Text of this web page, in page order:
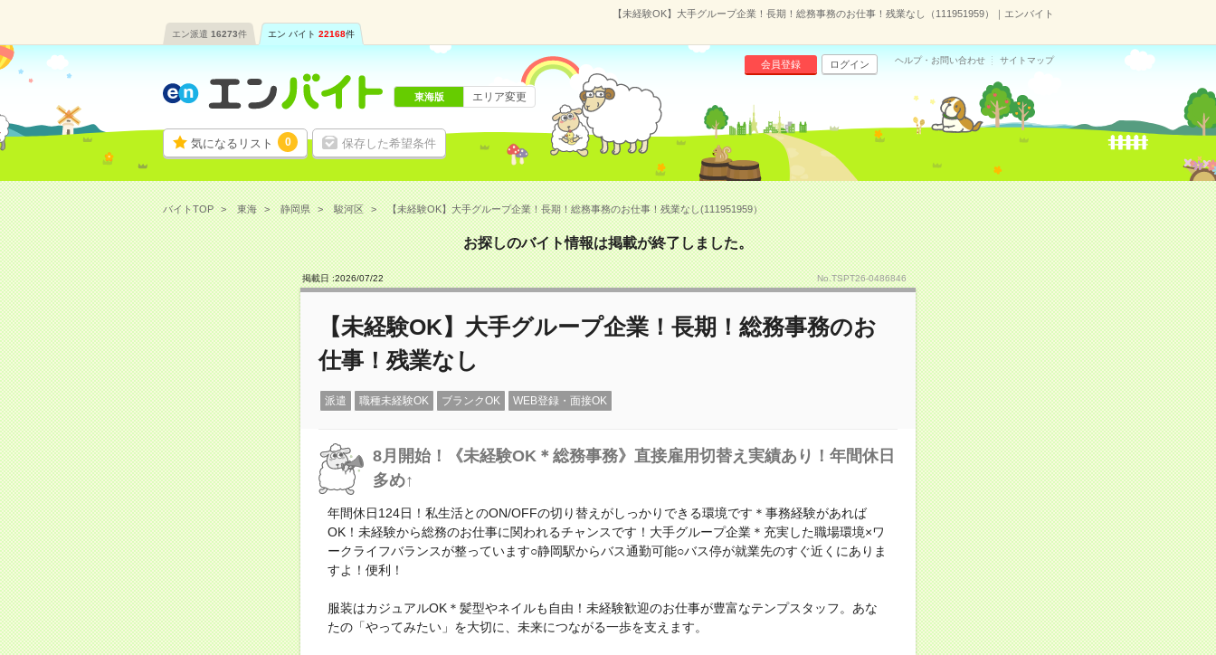
【未経験OK】大手グループ企業！長期！総務事務のお仕事！残業なし（111951959）｜エンバイト
エン派遣 16273件 エン バイト 22168件
気になるリスト 0 保存した希望条件
会員登録 ログイン ヘルプ・お問い合わせ サイトマップ
東海版 エリア変更
バイトTOP 東海 静岡県 駿河区 【未経験OK】大手グループ企業！長期！総務事務のお仕事！残業なし(111951959）
お探しのバイト情報は掲載が終了しました。
掲載日 :2026/07/22 No.TSPT26-0486846
【未経験OK】大手グループ企業！長期！総務事務のお
仕事！残業なし
派遣 職種未経験OK ブランクOK WEB登録・面接OK
8月開始！《未経験OK＊総務事務》直接雇用切替え実績あり！年間休日
多め↑
年間休日124日！私生活とのON/OFFの切り替えがしっかりできる環境です＊事務経験があれば
OK！未経験から総務のお仕事に関われるチャンスです！大手グループ企業＊充実した職場環境×ワ
ークライフバランスが整っています○静岡駅からバス通勤可能○バス停が就業先のすぐ近くにありま
すよ！便利！
服装はカジュアルOK＊髪型やネイルも自由！未経験歓迎のお仕事が豊富なテンプスタッフ。あな
たの「やってみたい」を大切に、未来につながる一歩を支えます。